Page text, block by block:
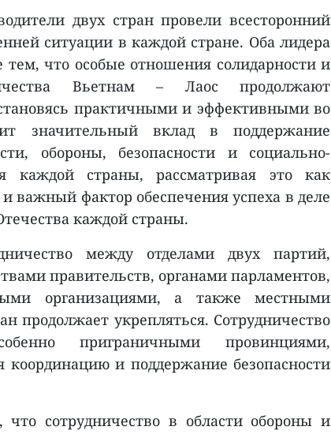
двух стран провели всесторонний
ситуации в каждой стране. Оба лидера
тем, что особые отношения солидарности и
Вьетнам – Лаос продолжают
становясь практичными и эффективными во
значительный вклад в поддержание
обороны, безопасности и социально-
каждой страны, рассматривая это как
важный фактор обеспечения успеха в деле
каждой страны.
между отделами двух партий,
правительств, органами парламентов,
организациями, а также местными
продолжает укрепляться. Сотрудничество
приграничными провинциями,
координацию и поддержание безопасности
что сотрудничество в области обороны и